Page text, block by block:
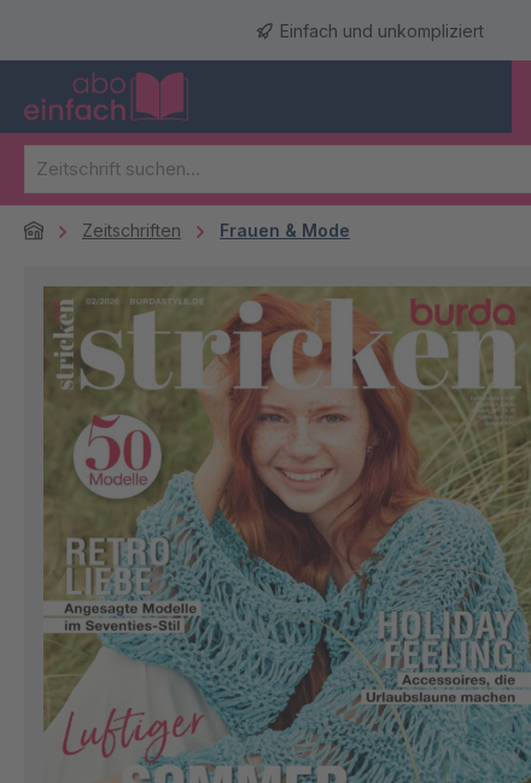
Zur Hauptnavigation springenEinfach und unkompliziert
Zeitschriften Frauen & Mode